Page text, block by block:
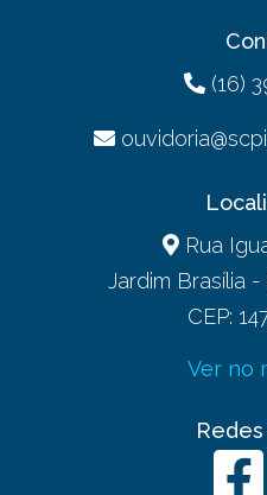
(16)
Rua
Jardim Brasília
CEP:
Ver no